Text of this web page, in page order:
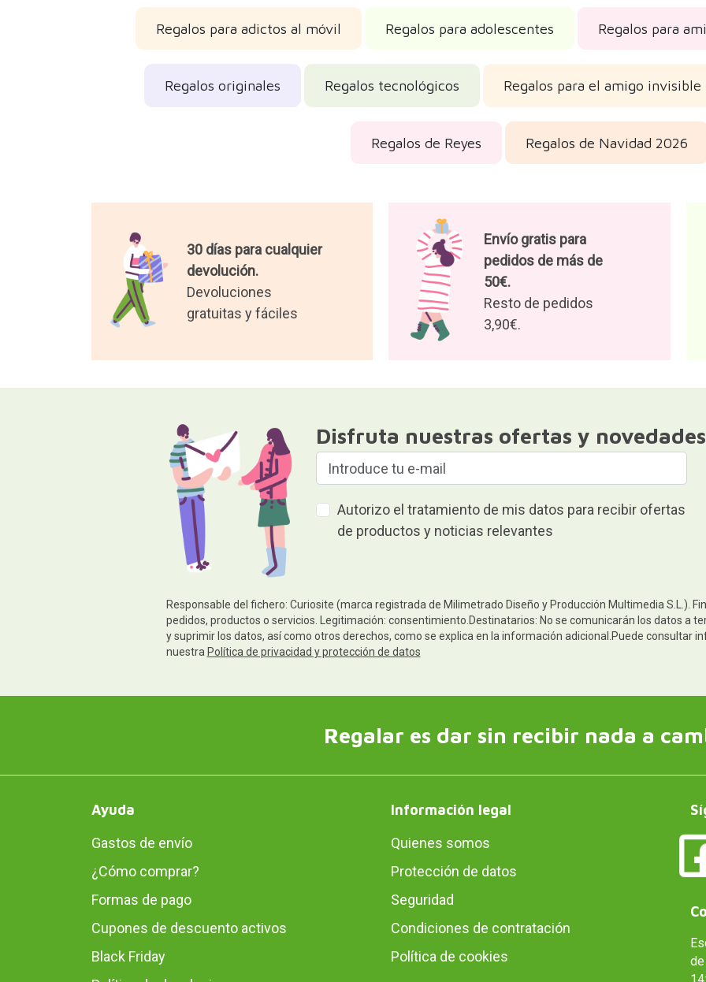
Regalos para adictos al móvil Regalos para adolescentes Regalos para
Regalos originales Regalos tecnológicos Regalos para el amigo invisible
Regalos de Reyes Regalos de Navidad 2026
30 días para cualquier
devolución.
Devoluciones
gratuitas y fáciles
Envío gratis para
pedidos de más de
50€.
Resto de pedidos
3,90€.
Disfruta nuestras ofertas y novedades
Autorizo el tratamiento de mis datos para recibir ofertas
de productos y noticias relevantes
Responsable del fichero: Curiosite (marca registrada de Milimetrado Diseño y Producción Multimedia S.L.).
pedidos, productos o servicios. Legitimación: consentimiento.Destinatarios: No se comunicarán los datos a
y suprimir los datos, así como otros derechos, como se explica en la información adicional.Puede consultar
nuestra Política de privacidad y protección de datos
Regalar es dar sin recibir nada a
Ayuda
Gastos de envío
¿Cómo comprar?
Formas de pago
Cupones de descuento activos
Black Friday
Información legal
Quienes somos
Protección de datos
Seguridad
Condiciones de contratación
Política de cookies